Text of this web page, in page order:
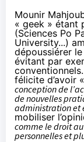
Mounir
« geek » étant
(Sciences Po
University...)
dépoussiérer
évitant par
félicite d’avoir «
conception de
de nouvelles
administration et
mobiliser
comme le droit au
personnelles et